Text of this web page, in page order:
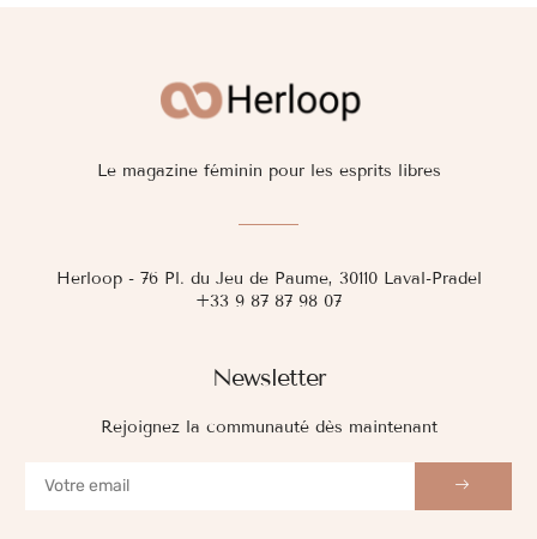
Newsletter
Rejoignez la communauté dès maintenant
Le magazine féminin pour les esprits libres
Herloop - 76 Pl. du Jeu de Paume, 30110 Laval-Pradel
+33 9 87 87 98 07